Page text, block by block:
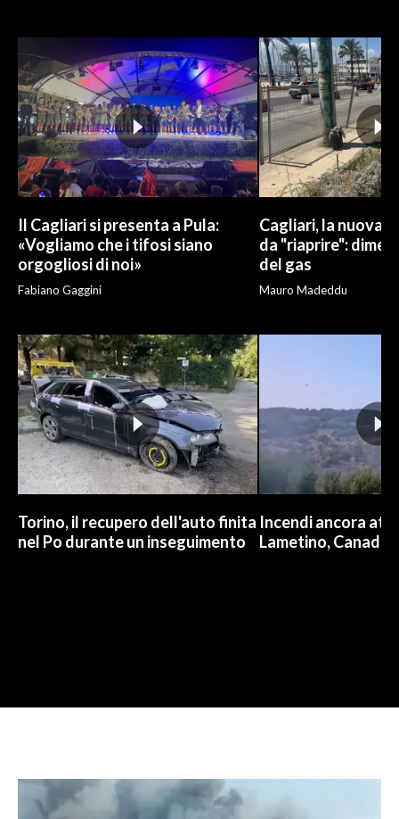
INFO AZIENDE
ABBONATI
ANNUNCI
NECROLOGI
PUBBLICITÀ
SPIAGGE
STORE
Il Cagliari si presenta a Pula:
«Vogliamo che i tifosi siano
orgogliosi di noi»
Fabiano Gaggini
Cagliari, la nuova
da "riaprire":
del gas
Mauro Madeddu
Torino, il recupero dell'auto finita
nel Po durante un inseguimento
Incendi ancora
Lametino,